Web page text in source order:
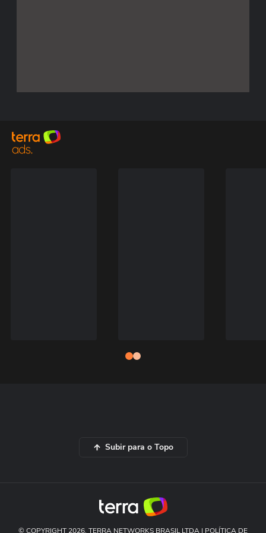
Subir para o Topo
© COPYRIGHT 2026, TERRA NETWORKS BRASIL LTDA | POLÍTICA DE